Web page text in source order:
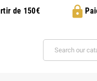
de 150€ lock